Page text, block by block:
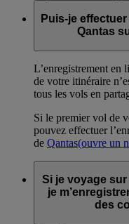
Puis-je
Qantas
L’enregistrement en
de votre itinéraire
tous les vols en
Si le premier vol de
pouvez effectuer
de Qantas(ouvre un
Si je voyage
je
des